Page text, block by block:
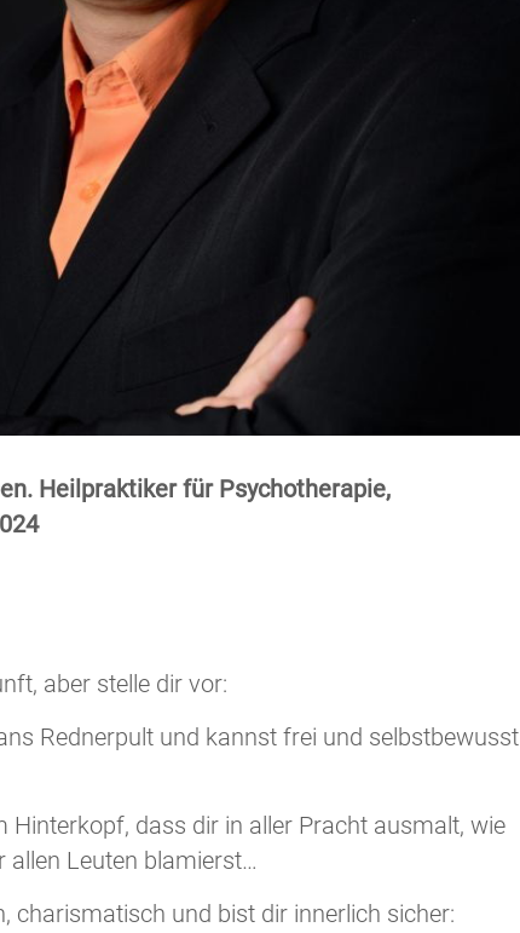
Heilpraktiker für Psychotherapie,
aber stelle dir vor:
Rednerpult und kannst frei und selbstbewusst
dass dir in aller Pracht ausmalt, wie
allen Leuten blamierst…
charismatisch und bist dir innerlich sicher: